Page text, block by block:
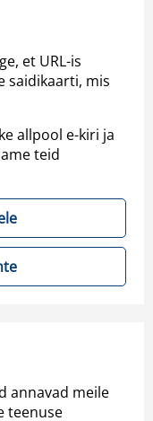
et URL-is
saidikaarti, mis
allpool e-kiri ja
teid
annavad meile
teenuse